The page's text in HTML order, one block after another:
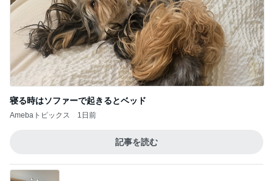
寝る時はソファーで起きるとベッド
Amebaトピックス 1日前
記事を読む